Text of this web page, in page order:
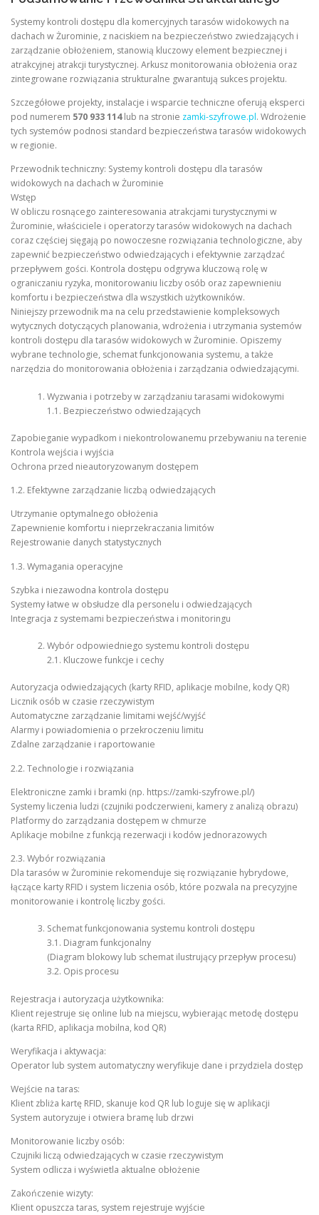
Systemy kontroli dostępu dla komercyjnych tarasów widokowych na
dachach w Żurominie, z naciskiem na bezpieczeństwo zwiedzających i
zarządzanie obłożeniem, stanowią kluczowy element bezpiecznej i
atrakcyjnej atrakcji turystycznej. Arkusz monitorowania obłożenia oraz
zintegrowane rozwiązania strukturalne gwarantują sukces projektu.
Szczegółowe projekty, instalacje i wsparcie techniczne oferują eksperci
pod numerem 570 933 114lub na stronie zamki-szyfrowe.pl. Wdrożenie
tych systemów podnosi standard bezpieczeństwa tarasów widokowych
w regionie.
Przewodnik techniczny: Systemy kontroli dostępu dla tarasów
widokowych na dachach w Żurominie
Wstęp
W obliczu rosnącego zainteresowania atrakcjami turystycznymi w
Żurominie, właściciele i operatorzy tarasów widokowych na dachach
coraz częściej sięgają po nowoczesne rozwiązania technologiczne, aby
zapewnić bezpieczeństwo odwiedzających i efektywnie zarządzać
przepływem gości. Kontrola dostępu odgrywa kluczową rolę w
ograniczaniu ryzyka, monitorowaniu liczby osób oraz zapewnieniu
komfortu i bezpieczeństwa dla wszystkich użytkowników.
Niniejszy przewodnik ma na celu przedstawienie kompleksowych
wytycznych dotyczących planowania, wdrożenia i utrzymania systemów
kontroli dostępu dla tarasów widokowych w Żurominie. Opiszemy
wybrane technologie, schemat funkcjonowania systemu, a także
narzędzia do monitorowania obłożenia i zarządzania odwiedzającymi.
Wyzwania i potrzeby w zarządzaniu tarasami widokowymi
1.1. Bezpieczeństwo odwiedzających
Zapobieganie wypadkom i niekontrolowanemu przebywaniu na terenie
Kontrola wejścia i wyjścia
Ochrona przed nieautoryzowanym dostępem
1.2. Efektywne zarządzanie liczbą odwiedzających
Utrzymanie optymalnego obłożenia
Zapewnienie komfortu i nieprzekraczania limitów
Rejestrowanie danych statystycznych
1.3. Wymagania operacyjne
Szybka i niezawodna kontrola dostępu
Systemy łatwe w obsłudze dla personelu i odwiedzających
Integracja z systemami bezpieczeństwa i monitoringu
Wybór odpowiedniego systemu kontroli dostępu
2.1. Kluczowe funkcje i cechy
Autoryzacja odwiedzających (karty RFID, aplikacje mobilne, kody QR)
Licznik osób w czasie rzeczywistym
Automatyczne zarządzanie limitami wejść/wyjść
Alarmy i powiadomienia o przekroczeniu limitu
Zdalne zarządzanie i raportowanie
2.2. Technologie i rozwiązania
Elektroniczne zamki i bramki (np. https://zamki-szyfrowe.pl/)
Systemy liczenia ludzi (czujniki podczerwieni, kamery z analizą obrazu)
Platformy do zarządzania dostępem w chmurze
Aplikacje mobilne z funkcją rezerwacji i kodów jednorazowych
2.3. Wybór rozwiązania
Dla tarasów w Żurominie rekomenduje się rozwiązanie hybrydowe,
łączące karty RFID i system liczenia osób, które pozwala na precyzyjne
monitorowanie i kontrolę liczby gości.
Schemat funkcjonowania systemu kontroli dostępu
3.1. Diagram funkcjonalny
(Diagram blokowy lub schemat ilustrujący przepływ procesu)
3.2. Opis procesu
Rejestracja i autoryzacja użytkownika:
Klient rejestruje się online lub na miejscu, wybierając metodę dostępu
(karta RFID, aplikacja mobilna, kod QR)
Weryfikacja i aktywacja:
Operator lub system automatyczny weryfikuje dane i przydziela dostęp
Wejście na taras:
Klient zbliża kartę RFID, skanuje kod QR lub loguje się w aplikacji
System autoryzuje i otwiera bramę lub drzwi
Monitorowanie liczby osób:
Czujniki liczą odwiedzających w czasie rzeczywistym
System odlicza i wyświetla aktualne obłożenie
Zakończenie wizyty:
Klient opuszcza taras, system rejestruje wyjście